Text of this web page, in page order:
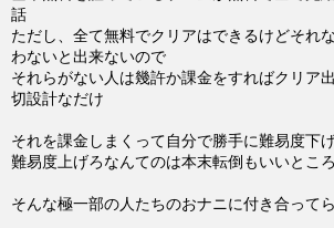
話
ただし、全て無料でクリアはできるけどそれ
わないと出来ないので
それらがない人は幾許か課金をすればクリア
切設計なだけ
それを課金しまくって自分で勝手に難易度下
難易度上げろなんてのは本末転倒もいいところ
そんな極一部の人たちのおナニに付き合って